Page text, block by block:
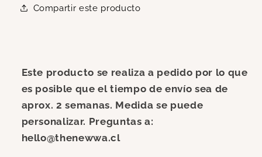
Compartir este producto
Este producto se realiza a pedido por lo que
es posible que el tiempo de envío sea de
aprox. 2 semanas. Medida se puede
personalizar. Preguntas a:
hello@thenewwa.cl